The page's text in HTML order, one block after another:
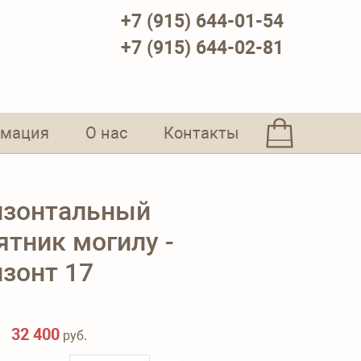
+7 (915) 644-01-54
+7 (915) 644-02-81
О нас Контакты
могилу -
17
32 400 руб.